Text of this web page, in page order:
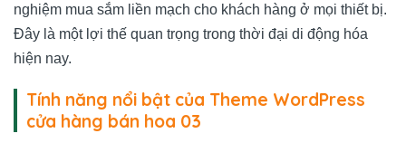
nghiệm mua sắm liền mạch cho khách hàng ở mọi thiết bị.
Đây là một lợi thế quan trọng trong thời đại di động hóa
hiện nay.
Tính năng nổi bật của Theme WordPress
cửa hàng bán hoa 03